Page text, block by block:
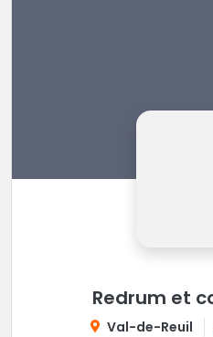
Redrum et
Val-de-Reuil